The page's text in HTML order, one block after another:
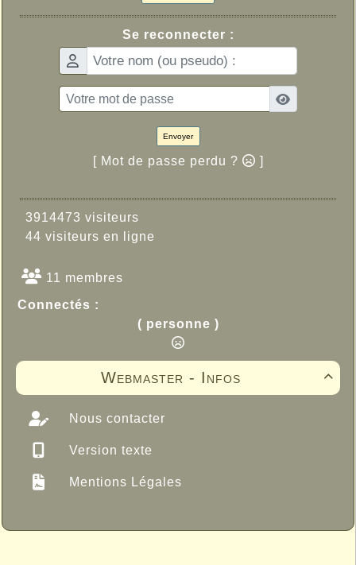
Se reconnecter :
Envoyer
[ Mot de passe perdu ? ]
3914473 visiteurs
44 visiteurs en ligne
11 membres
Connectés :
( personne )

Webmaster - Infos
Nous contacter
Version texte
Mentions Légales